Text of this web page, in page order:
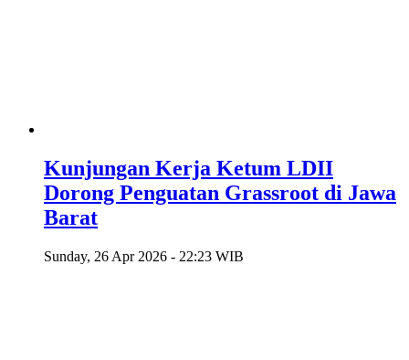
Kunjungan Kerja Ketum LDII
Dorong Penguatan Grassroot di Jawa
Barat
Sunday, 26 Apr 2026 - 22:23 WIB